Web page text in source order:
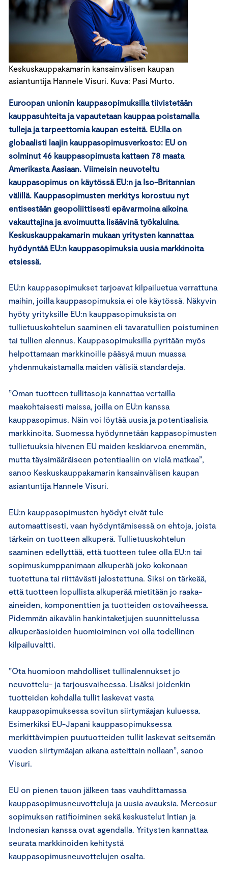
Keskuskauppakamarin kansainvälisen kaupan
asiantuntija Hannele Visuri. Kuva: Pasi Murto.
Euroopan unionin kauppasopimuksilla tiivistetään
kauppasuhteita ja vapautetaan kauppaa poistamalla
tulleja ja tarpeettomia kaupan esteitä. EU:lla on
globaalisti laajin kauppasopimusverkosto: EU on
solminut 46 kauppasopimusta kattaen 78 maata
Amerikasta Aasiaan. Viimeisin neuvoteltu
kauppasopimus on käytössä EU:n ja Iso-Britannian
välillä. Kauppasopimusten merkitys korostuu nyt
entisestään geopoliittisesti epävarmoina aikoina
vakauttajina ja avoimuutta lisäävinä työkaluina.
Keskuskauppakamarin mukaan yritysten kannattaa
hyödyntää EU:n kauppasopimuksia uusia markkinoita
etsiessä.
EU:n kauppasopimukset tarjoavat kilpailuetua verrattuna
maihin, joilla kauppasopimuksia ei ole käytössä. Näkyvin
hyöty yrityksille EU:n kauppasopimuksista on
tullietuuskohtelun saaminen eli tavaratullien poistuminen
tai tullien alennus. Kauppasopimuksilla pyritään myös
helpottamaan markkinoille pääsyä muun muassa
yhdenmukaistamalla maiden välisiä standardeja.
”Oman tuotteen tullitasoja kannattaa vertailla
maakohtaisesti maissa, joilla on EU:n kanssa
kauppasopimus. Näin voi löytää uusia ja potentiaalisia
markkinoita. Suomessa hyödynnetään kappasopimusten
tullietuuksia hivenen EU maiden keskiarvoa enemmän,
mutta täysimääräiseen potentiaaliin on vielä matkaa”,
sanoo Keskuskauppakamarin kansainvälisen kaupan
asiantuntija Hannele Visuri.
EU:n kauppasopimusten hyödyt eivät tule
automaattisesti, vaan hyödyntämisessä on ehtoja, joista
tärkein on tuotteen alkuperä. Tullietuuskohtelun
saaminen edellyttää, että tuotteen tulee olla EU:n tai
sopimuskumppanimaan alkuperää joko kokonaan
tuotettuna tai riittävästi jalostettuna. Siksi on tärkeää,
että tuotteen lopullista alkuperää mietitään jo raaka-
aineiden, komponenttien ja tuotteiden ostovaiheessa.
Pidemmän aikavälin hankintaketjujen suunnittelussa
alkuperäasioiden huomioiminen voi olla todellinen
kilpailuvaltti.
”Ota huomioon mahdolliset tullinalennukset jo
neuvottelu- ja tarjousvaiheessa. Lisäksi joidenkin
tuotteiden kohdalla tullit laskevat vasta
kauppasopimuksessa sovitun siirtymäajan kuluessa.
Esimerkiksi EU-Japani kauppasopimuksessa
merkittävimpien puutuotteiden tullit laskevat seitsemän
vuoden siirtymäajan aikana asteittain nollaan”, sanoo
Visuri.
EU on pienen tauon jälkeen taas vauhdittamassa
kauppasopimusneuvotteluja ja uusia avauksia. Mercosur
sopimuksen ratifioiminen sekä keskustelut Intian ja
Indonesian kanssa ovat agendalla. Yritysten kannattaa
seurata markkinoiden kehitystä
kauppasopimusneuvottelujen osalta.